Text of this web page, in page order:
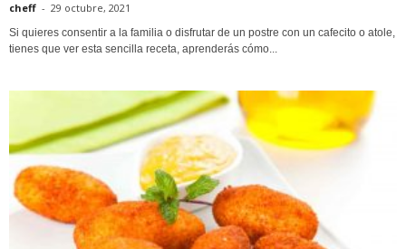
cheff - 29 octubre, 2021
Si quieres consentir a la familia o disfrutar de un postre con un cafecito o atole,
tienes que ver esta sencilla receta, aprenderás cómo...